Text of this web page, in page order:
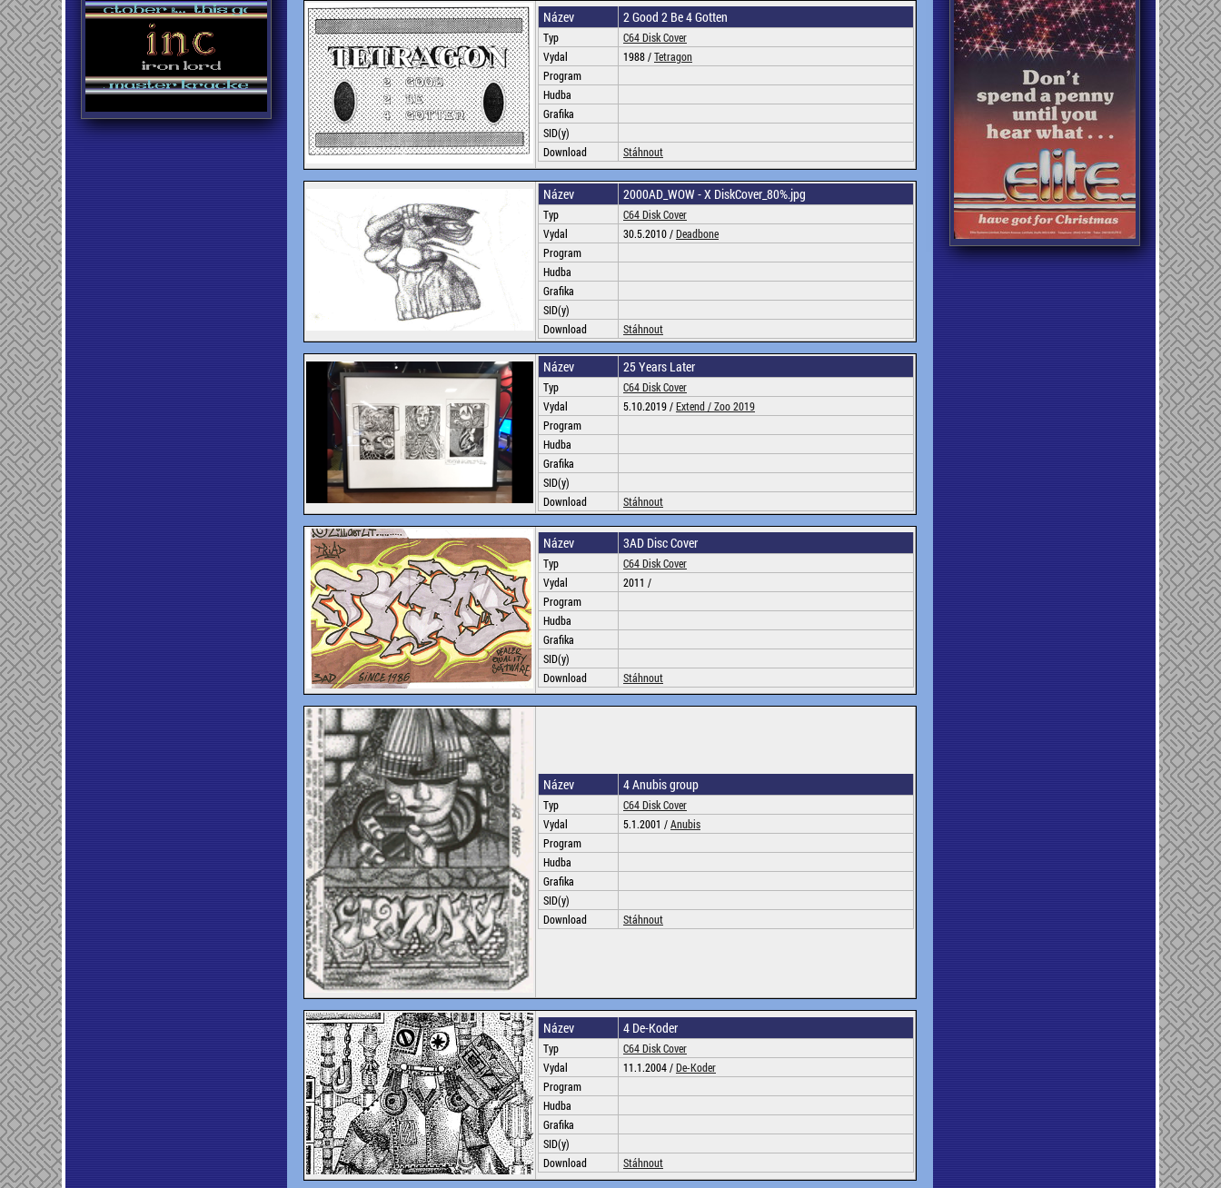
Název 2 Good 2 Be 4 Gotten
Typ
C64 Disk Cover
Vydal
1988 /Tetragon
Program
Hudba
Grafika
SID(y)
Download
Stáhnout
Název 2000AD_WOW - X DiskCover_80%.jpg
Typ
C64 Disk Cover
Vydal
30.5.2010 /Deadbone
Program
Hudba
Grafika
SID(y)
Download
Stáhnout
Název 25 Years Later
Typ
C64 Disk Cover
Vydal
5.10.2019 /Extend /Zoo 2019
Program
Hudba
Grafika
SID(y)
Download
Stáhnout
Název 3AD Disc Cover
Typ
C64 Disk Cover
Vydal
2011 /
Program
Hudba
Grafika
SID(y)
Download
Stáhnout
Název 4 Anubis group
Typ
C64 Disk Cover
Vydal
5.1.2001 /Anubis
Program
Hudba
Grafika
SID(y)
Download
Stáhnout
Název 4 De-Koder
Typ
C64 Disk Cover
Vydal
11.1.2004 /De-Koder
Program
Hudba
Grafika
SID(y)
Download
Stáhnout